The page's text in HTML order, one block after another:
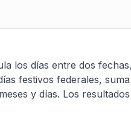
los días entre dos fechas,
festivos federales,
y días. Los resultados